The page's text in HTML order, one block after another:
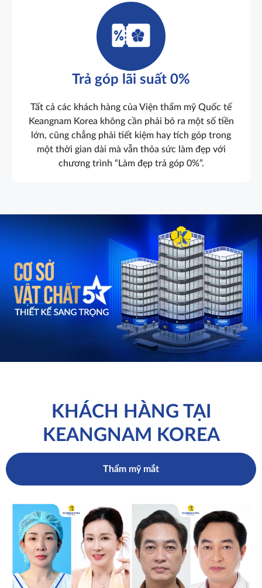
Trả góp lãi suất 0%
Tất cả các khách hàng của Viện thẩm mỹ Quốc tế
Keangnam Korea không cần phải bỏ ra một số tiền
lớn, cũng chẳng phải tiết kiệm hay tích góp trong
một thời gian dài mà vẫn thỏa sức làm đẹp với
chương trình “Làm đẹp trả góp 0%”.
KHÁCH HÀNG TẠI
KEANGNAM KOREA
Thẩm mỹ mắt